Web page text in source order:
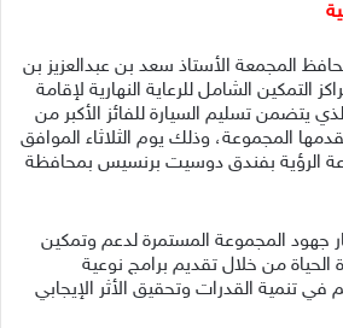
المجمعة الأستاذ سعد بن عبدالعزيز بن
التمكين الشامل للرعاية النهارية لإقامة
يتضمن تسليم السيارة للفائز الأكبر من
المجموعة، وذلك يوم الثلاثاء الموافق
في قاعة الرؤية بفندق دوسيت برنسيس بمحافظة
جهود المجموعة المستمرة لدعم وتمكين
الحياة من خلال تقديم برامج نوعية
القدرات وتحقيق الأثر الإيجابي